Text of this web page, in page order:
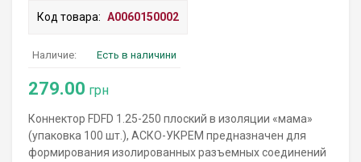
Код товара: A0060150002
Наличие: Есть в наличини
279.00 грн
Коннектор FDFD 1.25-250 плоский в изоляции «мама»
(упаковка 100 шт.), АСКО-УКРЕМ предназначен для
формирования изолированных разъемных соединений